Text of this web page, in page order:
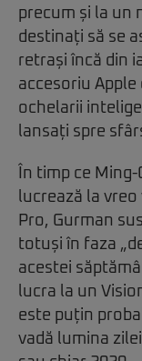
precum și la un
destinați să se
retrași încă din
accesoriu
ochelarii
lansați spre
În timp ce
lucrează la vreo
Pro, Gurman
totuși în faza
acestei
lucra la un
este puțin
vadă lumina